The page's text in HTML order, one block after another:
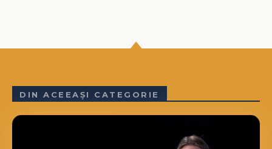
DIN ACEEAȘI CATEGORIE